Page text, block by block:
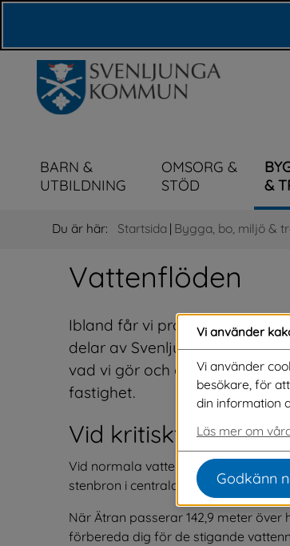
BARN &
UTBILDNING
OMSORG &
STÖD
&
Du är här: Startsida | Bygga, bo, miljö &
Vattenflöden
Ibland får vi problem med
delar av Svenljunga. På
vad vi gör och du kan alltid
fastighet.
Vid kritiskt läge i
Vid normala vattenflöden ligger
stenbron i centrala Svenljunga. Vi
När Ätran passerar 142,9 meter
förbereda dig för de stigande
Vi använder
Vi använder
besökare, för
din information
Läs mer om
Godkänn